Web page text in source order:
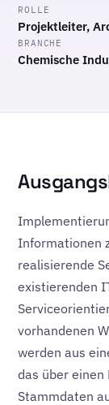
ROLLE
Projektleiter,
BRANCHE
Chemische
Informationen
realisierende
existierenden
vorhandenen
werden aus
das über einen
Stammdaten